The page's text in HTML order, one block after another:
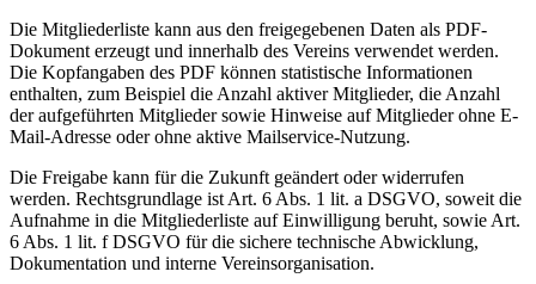
Die Mitgliederliste kann aus den freigegebenen Daten als PDF-
Dokument erzeugt und innerhalb des Vereins verwendet werden.
Die Kopfangaben des PDF können statistische Informationen
enthalten, zum Beispiel die Anzahl aktiver Mitglieder, die Anzahl
der aufgeführten Mitglieder sowie Hinweise auf Mitglieder ohne E-
Mail-Adresse oder ohne aktive Mailservice-Nutzung.
Die Freigabe kann für die Zukunft geändert oder widerrufen
werden. Rechtsgrundlage ist Art. 6 Abs. 1 lit. a DSGVO, soweit die
Aufnahme in die Mitgliederliste auf Einwilligung beruht, sowie Art.
6 Abs. 1 lit. f DSGVO für die sichere technische Abwicklung,
Dokumentation und interne Vereinsorganisation.